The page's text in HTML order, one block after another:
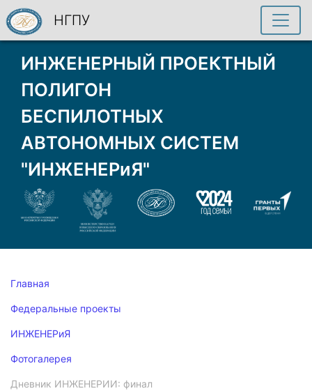
ИНЖЕНЕРНЫЙ ПРОЕКТНЫЙ
ПОЛИГОН
БЕСПИЛОТНЫХ
АВТОНОМНЫХ СИСТЕМ
"ИНЖЕНЕРиЯ"
НГПУ
Главная
Федеральные проекты
ИНЖЕНЕРиЯ
Фотогалерея
Дневник ИНЖЕНЕРИИ: финал